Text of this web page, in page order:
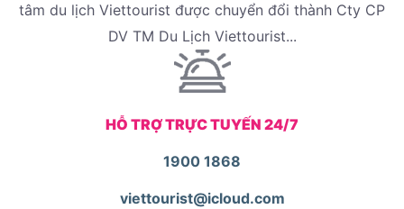
tâm du lịch Viettourist được chuyển đổi thành Cty CP
DV TM Du Lịch Viettourist...
HỖ TRỢ TRỰC TUYẾN 24/7
1900 1868
viettourist@icloud.com